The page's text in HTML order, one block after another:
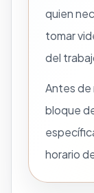
quien
tomar
del
Antes de
bloque
horario